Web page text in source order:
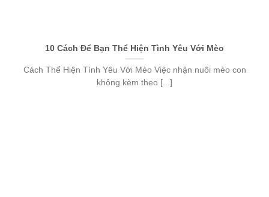
10 Cách Để Bạn Thể Hiện Tình Yêu Với Mèo
Cách Thể Hiện Tình Yêu Với Mèo Việc nhận nuôi mèo con
không kèm theo [...]